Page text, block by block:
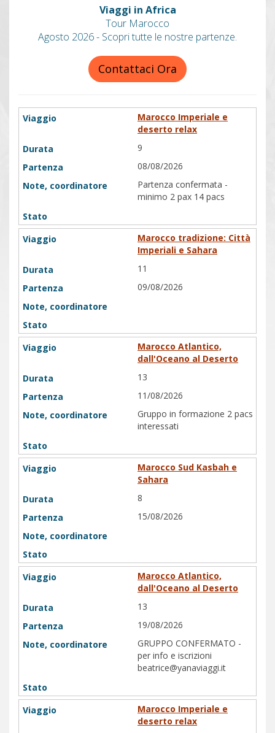
Viaggi in Africa
Tour Marocco
Agosto 2026 - Scopri tutte le nostre partenze.
Contattaci Ora
Marocco Imperiale e
deserto relax
9
08/08/2026
Partenza confermata -
minimo 2 pax 14 pacs
Marocco tradizione: Città
Imperiali e Sahara
11
09/08/2026
Marocco Atlantico,
dall'Oceano al Deserto
13
11/08/2026
Gruppo in formazione 2 pacs
interessati
Marocco Sud Kasbah e
Sahara
8
15/08/2026
Marocco Atlantico,
dall'Oceano al Deserto
13
19/08/2026
GRUPPO CONFERMATO -
per info e iscrizioni
beatrice@yanaviaggi.it
Marocco Imperiale e
deserto relax